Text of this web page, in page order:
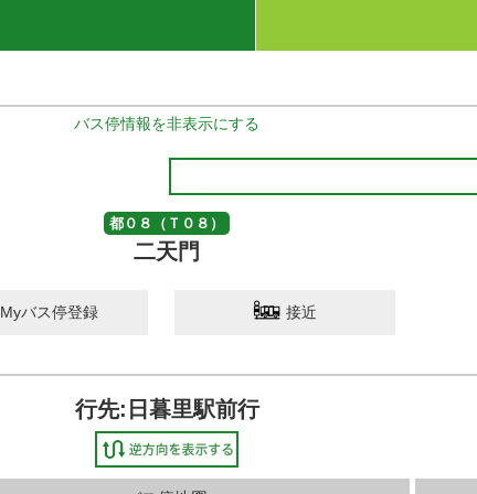
バス停情報を非表示にする
都０８（Ｔ０８）
二天門
Myバス停登録 接近
行先:日暮里駅前行